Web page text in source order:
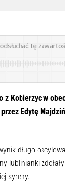
tę
z Kobierzyc w
Edytę
długo
lublinianki
syreny.